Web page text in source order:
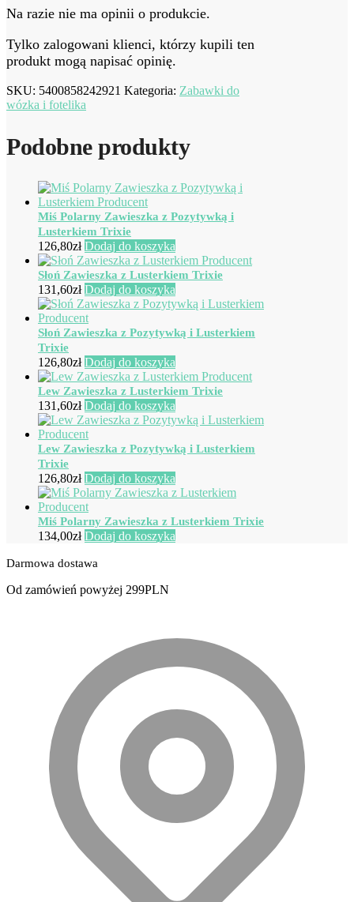
Na razie nie ma opinii o produkcie.
Tylko zalogowani klienci, którzy kupili ten
produkt mogą napisać opinię.
SKU: 5400858242921 Kategoria: Zabawki do
wózka i fotelika
Podobne produkty
Miś Polarny Zawieszka z Pozytywką i
Lusterkiem Trixie
126,80zł Dodaj do koszyka
Słoń Zawieszka z Lusterkiem Trixie
131,60zł Dodaj do koszyka
Słoń Zawieszka z Pozytywką i Lusterkiem
Trixie
126,80zł Dodaj do koszyka
Lew Zawieszka z Lusterkiem Trixie
131,60zł Dodaj do koszyka
Lew Zawieszka z Pozytywką i Lusterkiem
Trixie
126,80zł Dodaj do koszyka
Miś Polarny Zawieszka z Lusterkiem Trixie
134,00zł Dodaj do koszyka
Darmowa dostawa
Od zamówień powyżej 299PLN